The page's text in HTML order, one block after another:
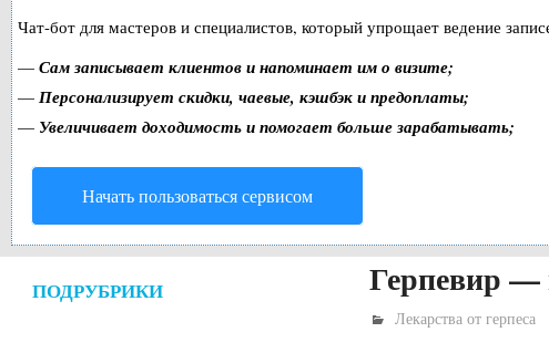
Чат-бот для мастеров и специалистов, который упрощает ведение
— Сам записывает клиентов и напоминает им о визите;
— Персонализирует скидки, чаевые, кэшбэк и предоплаты;
— Увеличивает доходимость и помогает больше зарабатывать;
Начать пользоваться сервисом
Герпевир —
Лекарства от герпеса
ПОДРУБРИКИ